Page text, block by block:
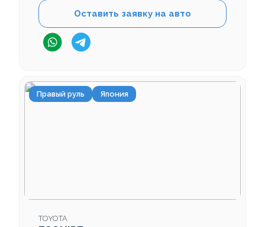
Оставить заявку на авто
Правый руль Япония
TOYOTA